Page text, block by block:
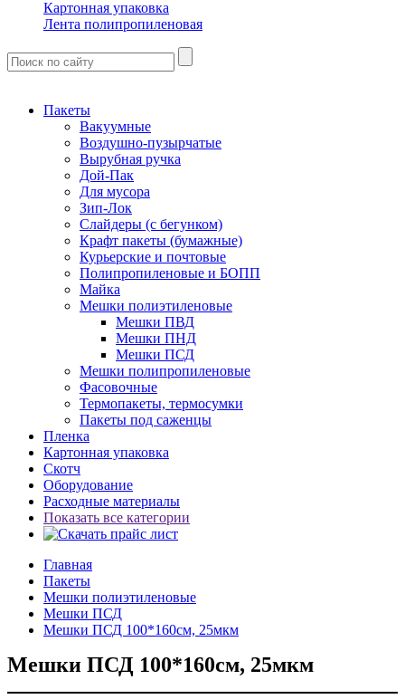
Картонная упаковка
Лента полипропиленовая
Пакеты
Вакуумные
Воздушно-пузырчатые
Вырубная ручка
Дой-Пак
Для мусора
Зип-Лок
Слайдеры (с бегунком)
Крафт пакеты (бумажные)
Курьерские и почтовые
Полипропиленовые и БОПП
Майка
Мешки полиэтиленовые
Мешки ПВД
Мешки ПНД
Мешки ПСД
Мешки полипропиленовые
Фасовочные
Термопакеты, термосумки
Пакеты под саженцы
Пленка
Картонная упаковка
Скотч
Оборудование
Расходные материалы
Показать все категории
Главная
Пакеты
Мешки полиэтиленовые
Мешки ПСД
Мешки ПСД 100*160см, 25мкм
Мешки ПСД 100*160см, 25мкм